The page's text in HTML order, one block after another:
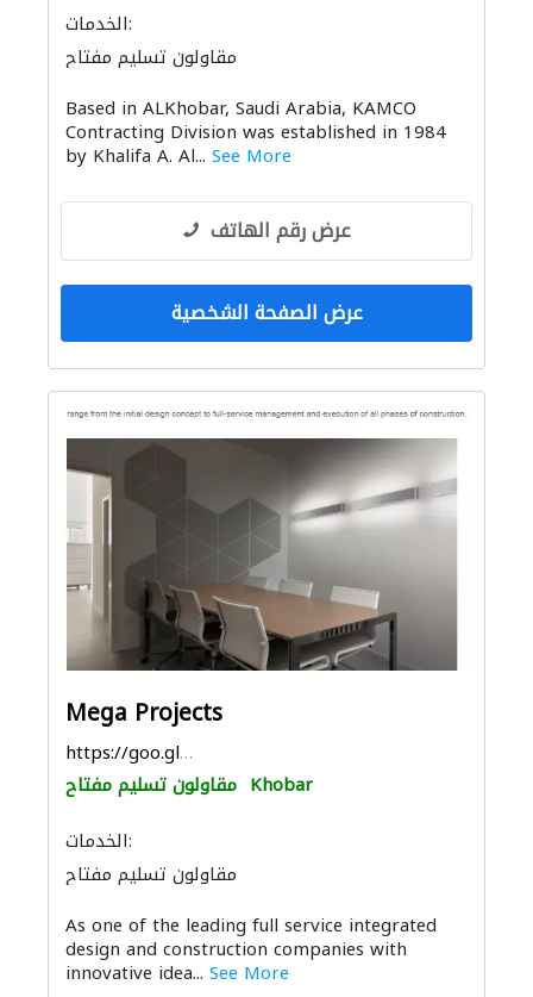
الخدمات:
مقاولون تسليم مفتاح
Based in ALKhobar, Saudi Arabia, KAMCO
Contracting Division was established in 1984
by Khalifa A. Al... See More
عرض رقم الهاتف
عرض الصفحة الشخصية
Mega Projects
https://goo.gl/maps/CssHrC5MsjvX6thq8
مقاولون تسليم مفتاح Khobar
الخدمات:
مقاولون تسليم مفتاح
ادارة مشروع الأثاث والمفروشات المنزلية
الأثاث المكتبي المقاول الأنسب
الديكور الداخلي التصميم المعماري
As one of the leading full service integrated
design and construction companies with
innovative idea... See More